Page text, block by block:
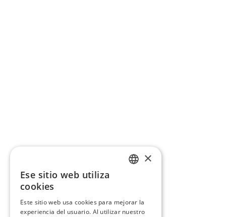
×
Ese sitio web utiliza
cookies
Este sitio web usa cookies para mejorar la
experiencia del usuario. Al utilizar nuestro